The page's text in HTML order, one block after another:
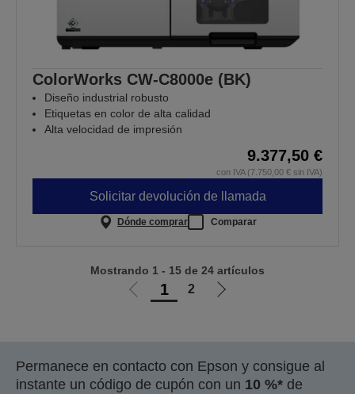
ColorWorks CW-C8000e (BK)
Diseño industrial robusto
Etiquetas en color de alta calidad
Alta velocidad de impresión
9.377,50 €
con IVA (7.750,00 € sin IVA)
Solicitar devolución de llamada
Dónde comprar Comparar
Ir
anterior
1 2
Ir
siguiente
Mostrando 1 - 15 de 24 artículos
Permanece en contacto con Epson y consigue al
instante un código de cupón con un 10 %* de